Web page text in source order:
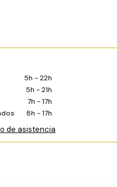
5h - 22h
5h - 21h
7h - 17h
8h - 17h
de asistencia